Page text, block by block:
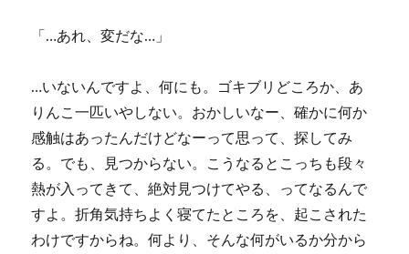
「…あれ、変だな…」
…いないんですよ、何にも。ゴキブリどころか、あ
りんこ一匹いやしない。おかしいなー、確かに何か
感触はあったんだけどなーって思って、探してみ
る。でも、見つからない。こうなるとこっちも段々
熱が入ってきて、絶対見つけてやる、ってなるんで
すよ。折角気持ちよく寝てたところを、起こされた
わけですからね。何より、そんな何がいるか分から